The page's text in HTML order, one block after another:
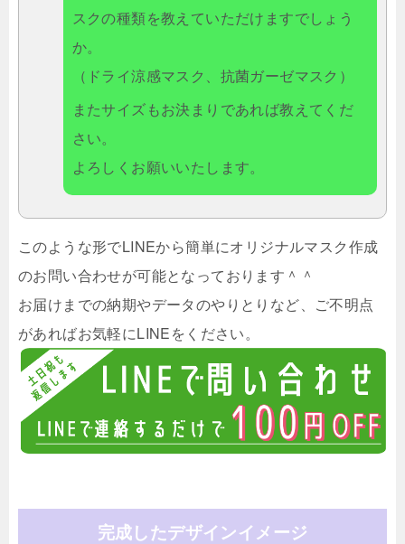
スクの種類を教えていただけますでしょう
か。
（ドライ涼感マスク、抗菌ガーゼマスク）
またサイズもお決まりであれば教えてくだ
さい。
よろしくお願いいたします。
このような形でLINEから簡単にオリジナルマスク作成
のお問い合わせが可能となっております＾＾
お届けまでの納期やデータのやりとりなど、ご不明点
があればお気軽にLINEをください。
完成したデザインイメージ